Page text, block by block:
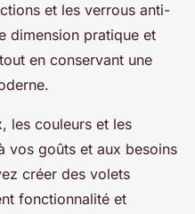
et les verrous anti-
dimension pratique et
en conservant une
les couleurs et les
vos goûts et aux besoins
créer des volets
fonctionnalité et